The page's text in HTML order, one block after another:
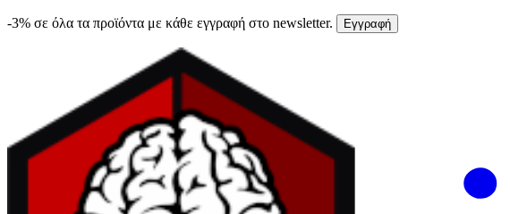
-3% σε όλα τα προϊόντα με κάθε εγγραφή στο newsletter. Εγγραφή